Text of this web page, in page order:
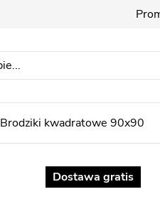
Brodziki kwadratowe 90x90
Dostawa gratis